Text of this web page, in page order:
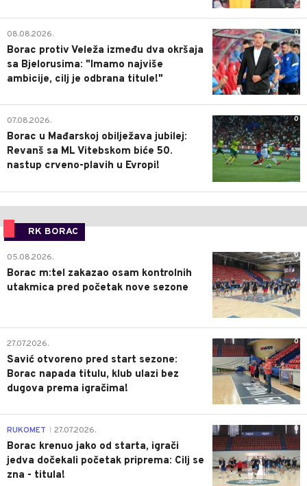
0
08.08.2026.
Borac protiv Veleža između dva okršaja
sa Bjelorusima: "Imamo najviše
ambicije, cilj je odbrana titule!"
0
07.08.2026.
Borac u Mađarskoj obilježava jubilej:
Revanš sa ML Vitebskom biće 50.
nastup crveno-plavih u Evropi!
RK BORAC
0
05.08.2026.
Borac m:tel zakazao osam kontrolnih
utakmica pred početak nove sezone
0
27.07.2026.
Savić otvoreno pred start sezone:
Borac napada titulu, klub ulazi bez
dugova prema igračima!
0
RUKOMET 27.07.2026.
Borac krenuo jako od starta, igrači
jedva dočekali početak priprema: Cilj se
zna - titula!